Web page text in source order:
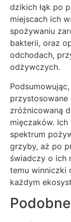
dzikich łąk po
miejscach ich
spożywaniu
bakterii, oraz
odchodach,
odżywczych.
zróżnicowaną
mięczaków.
spektrum
grzyby, aż po
świadczy o ich
temu winniczki
każdym